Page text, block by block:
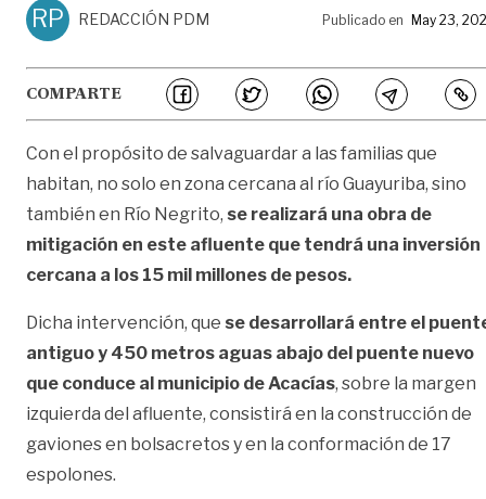
RP REDACCIÓN PDM Publicado en May 23,
COMPARTE
Con el propósito de salvaguardar a las familias que
habitan, no solo en zona cercana al río Guayuriba, sino
también en Río Negrito, se realizará una obra de
mitigación en este afluente que tendrá una inversión
cercana a los 15 mil millones de pesos.
Dicha intervención, que se desarrollará entre el
antiguo y 450 metros aguas abajo del puente nuevo
que conduce al municipio de Acacías, sobre la margen
izquierda del afluente, consistirá en la construcción de
gaviones en bolsacretos y en la conformación de 17
espolones.